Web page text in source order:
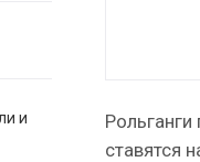
ставятся
и